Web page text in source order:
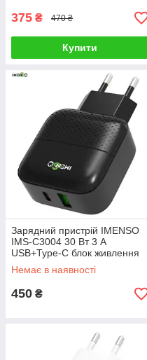
375 ₴ 470 ₴
Купити
Зарядний пристрій IMENSO
IMS-C3004 30 Вт 3 А
USB+Type-C блок живлення
адаптер швидка зарядка
Чорний
Немає в наявності
450 ₴